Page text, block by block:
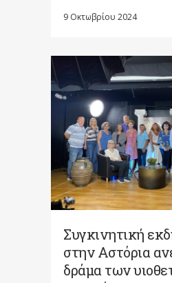
9 Οκτωβρίου 2024
Συγκινητική
στην Αστόρια
δράμα των